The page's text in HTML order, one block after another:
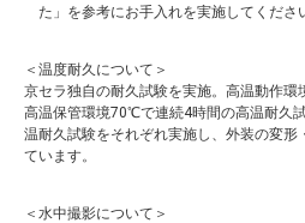
た」を参考にお手入れを実施してくださ
＜温度耐久について＞
京セラ独自の耐久試験を実施。高温動作環
高温保管環境70℃で連続4時間の高温耐久
温耐久試験をそれぞれ実施し、外装の変形
ています。
＜水中撮影について＞